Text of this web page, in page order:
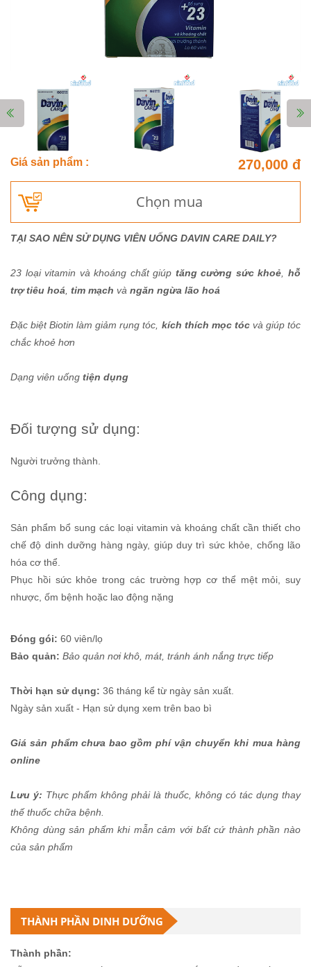
Giá sản phẩm : 270,000 đ
Chọn mua
TẠI SAO NÊN SỬ DỤNG VIÊN UỐNG DAVIN CARE DAILY?
23 loại vitamin và khoáng chất giúp tăng cường sức khoẻ ,hỗ
trợ tiêu hoá tim mạch và ngăn ngừa lão hoá
Đặc biệt Biotin làm giảm rụng tóc, kích thích mọc tócvà giúp tóc
chắc khoẻ hơn
Dạng viên uống tiện dụng
Đối tượng sử dụng:
Người trưởng thành.
Công dụng:
Sản phẩm bổ sung các loại vitamin và khoáng chất cần thiết cho
chế độ dinh dưỡng hàng ngày, giúp duy trì sức khỏe, chống lão
hóa cơ thể.
Phục hồi sức khỏe trong các trường hợp cơ thể mệt mỏi, suy
nhược, ốm bệnh hoặc lao động nặng
Đóng gói: 60 viên/lọ
Bảo quản: Bảo quản nơi khô, mát, tránh ánh nắng trực tiếp
Thời hạn sử dụng: 36 tháng kể từ ngày sản xuất.
Ngày sản xuất - Hạn sử dụng xem trên bao bì
Giá sản phẩm chưa bao gồm phí vận chuyển khi mua hàng
online
Lưu ý: Thực phẩm không phải là thuốc, không có tác dụng thay
thế thuốc chữa bệnh.
Không dùng sản phẩm khi mẫn cảm với bất cứ thành phần nào
của sản phẩm
THÀNH PHẦN DINH DƯỠNG
Thành phần: